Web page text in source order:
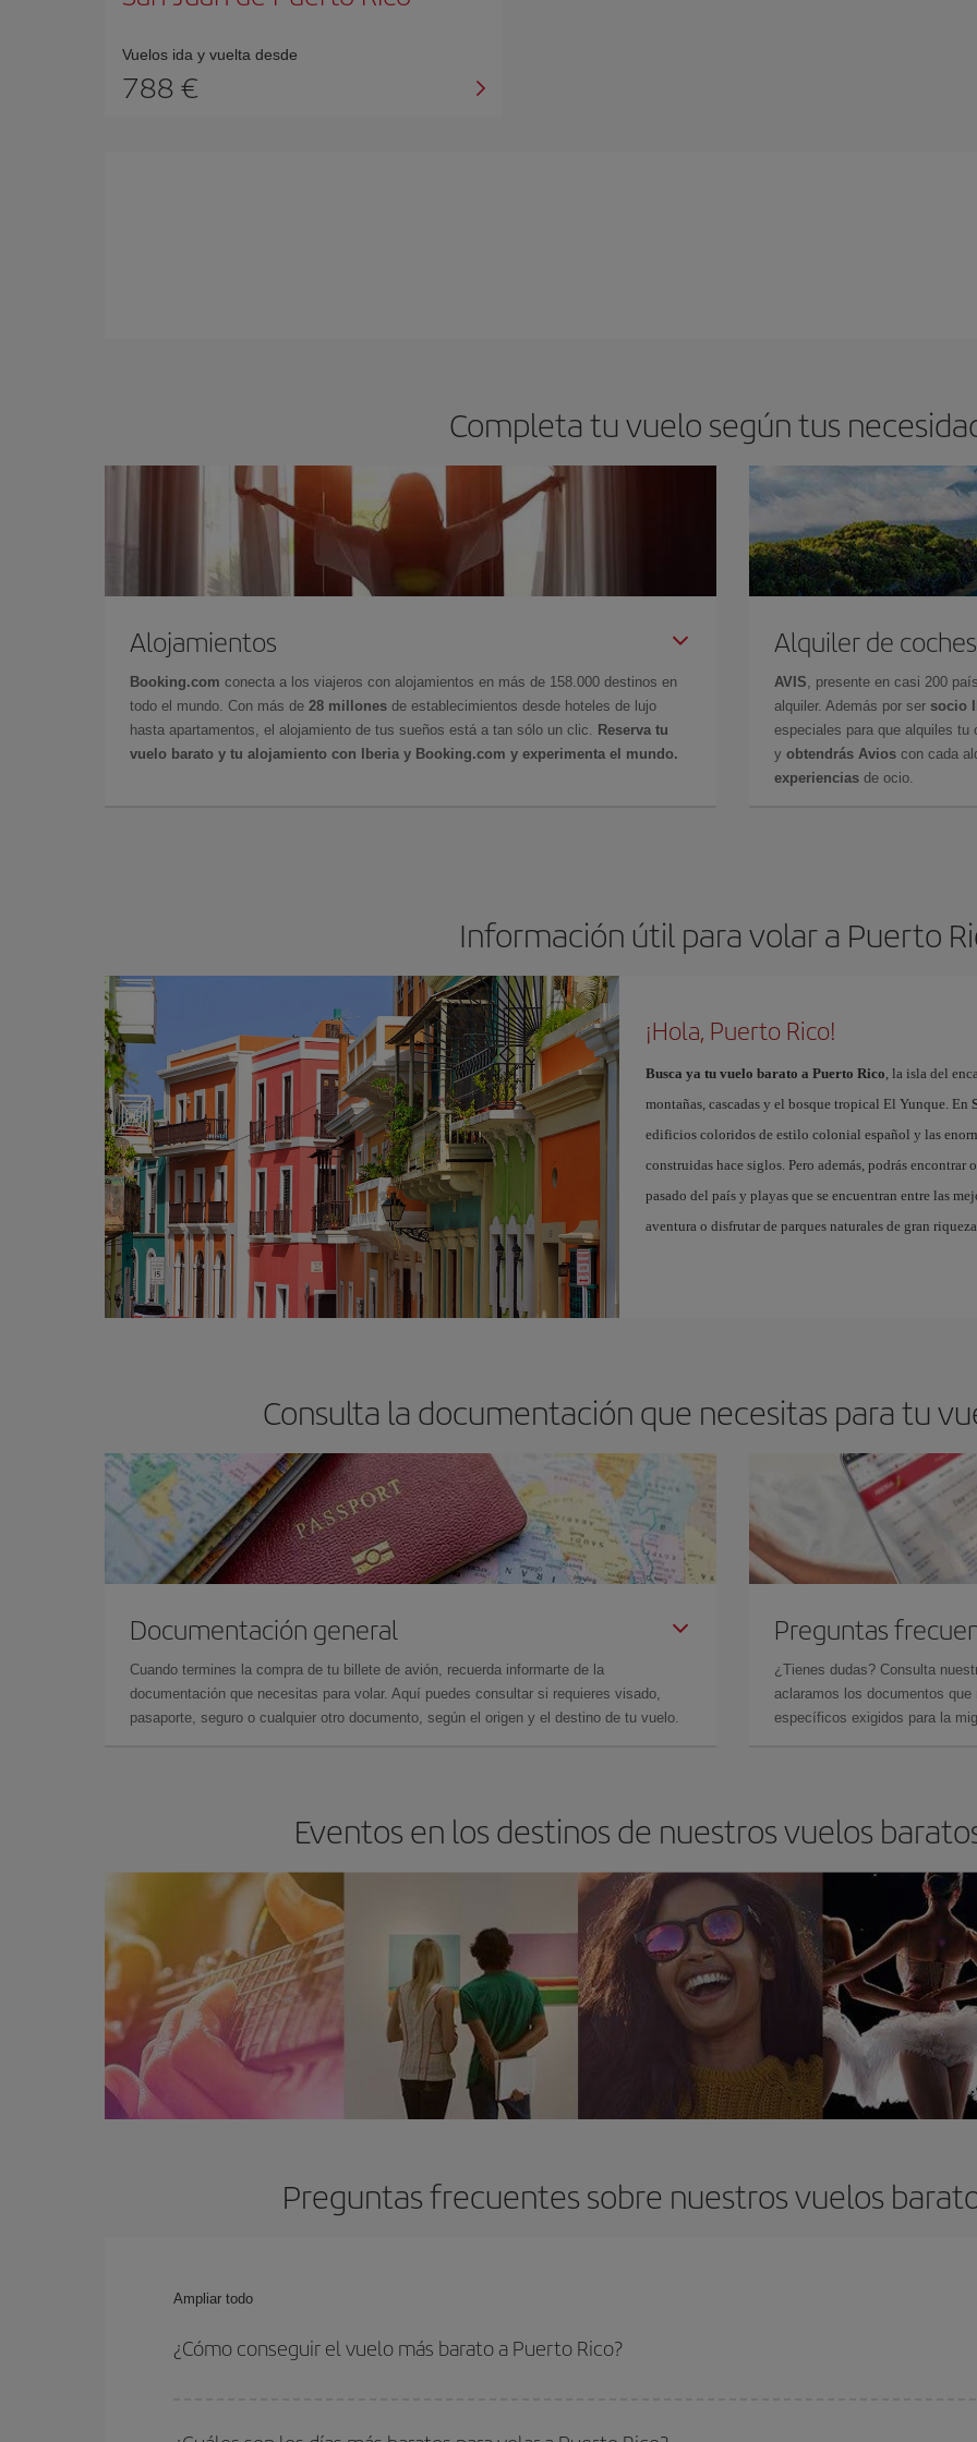
Vuelos ida y vuelta desde
788
Completa tu vuelo según tus
Alojamientos
Booking.com conecta a los viajeros con alojamientos en más de 158.000 destinos en
todo el mundo. Con más de 28 millones de establecimientos desde hoteles de lujo
hasta apartamentos, el alojamiento de tus sueños está a tan sólo un clic.
Reserva tu
vuelo barato y tu alojamiento con Iberia y Booking.com y experimenta el mundo.
Alquiler de coches
AVIS , presente en casi 200
alquiler. Además por ser socio
especiales para que alquiles tu
y obtendrás Avios con cada
experiencias de ocio.
Información útil para volar a Puerto
¡Hola, Puerto Rico!
Busca ya tu vuelo barato a Puerto Rico , la isla del
montañas, cascadas y el bosque tropical El Yunque. En
edificios coloridos de estilo colonial español y las
construidas hace siglos. Pero además, podrás
pasado del país y playas que se encuentran entre las
aventura o disfrutar de parques naturales de gran
Consulta la documentación que necesitas para tu
Documentación general
Cuando termines la compra de tu billete de avión, recuerda informarte de la
documentación que necesitas para volar. Aquí puedes consultar si requieres visado,
pasaporte, seguro o cualquier otro documento, según el origen y el destino de tu vuelo.
Preguntas
¿Tienes dudas? Consulta
aclaramos los documentos
específicos exigidos para la
Eventos en los destinos de nuestros vuelos
Preguntas frecuentes sobre nuestros vuelos
Ampliar todo
¿Cómo conseguir el vuelo más barato a Puerto Rico?
vuelta. Además, si no tienes decidido un destino concreto para tu viaje, mira nuestras ofertas y déjate inspirar: seguro que